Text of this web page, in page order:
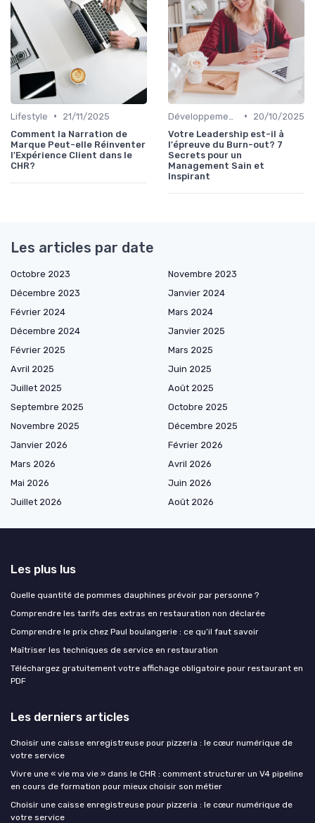
Lifestyle •
21/11/2025
Comment la Narration de
Marque Peut-elle Réinventer
l'Expérience Client dans le
CHR?
•
20/10/2025
Votre Leadership est-il à
l'épreuve du Burn-out? 7
Secrets pour un
Management Sain et
Inspirant
Les articles par date
Octobre 2023
Novembre 2023
Décembre 2023
Janvier 2024
Février 2024
Mars 2024
Décembre 2024
Janvier 2025
Février 2025
Mars 2025
Avril 2025
Juin 2025
Juillet 2025
Août 2025
Septembre 2025
Octobre 2025
Novembre 2025
Décembre 2025
Janvier 2026
Février 2026
Mars 2026
Avril 2026
Mai 2026
Juin 2026
Juillet 2026
Août 2026
Les plus lus
Quelle quantité de pommes dauphines prévoir par personne ?
Comprendre les tarifs des extras en restauration non déclarée
Comprendre le prix chez Paul boulangerie : ce qu’il faut savoir
Maîtriser les techniques de service en restauration
Téléchargez gratuitement votre affichage obligatoire pour restaurant en
PDF
Les derniers articles
Choisir une caisse enregistreuse pour pizzeria : le cœur numérique de
votre service
Vivre une « vie ma vie » dans le CHR : comment structurer un V4 pipeline
en cours de formation pour mieux choisir son métier
Choisir une caisse enregistreuse pour pizzeria : le cœur numérique de
votre service